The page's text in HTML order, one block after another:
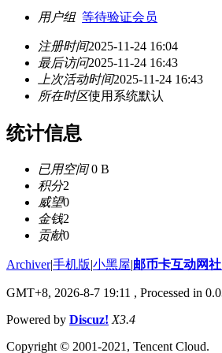
用户组 等待验证会员
注册时间2025-11-24 16:04
最后访问2025-11-24 16:43
上次活动时间2025-11-24 16:43
所在时区使用系统默认
统计信息
已用空间0 B
积分2
威望0
金钱2
贡献0
Archiver|手机版|小黑屋|邮币卡互动网
GMT+8, 2026-8-7 19:11 , Processed in
Powered by Discuz! X3.4
Copyright © 2001-2021, Tencent Cloud.